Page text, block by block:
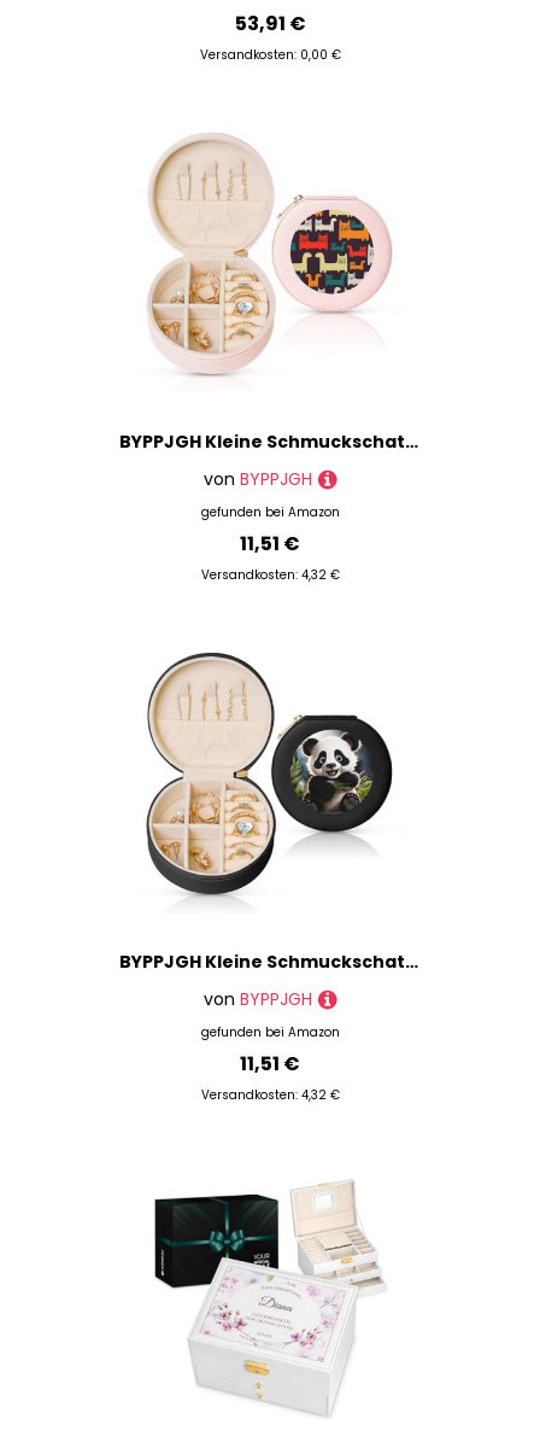
53,91 €
Versandkosten: 0,00 €
BYPPJGH Kleine Schmuckschatulle mit Katzen-Illustration, Leder, Reise-Schmucketui, wasserdicht, rund, Schmuck-Organizer, Rosa, für Damen, Ringe, Halsketten, Geschenke
von BYPPJGH
gefunden bei Amazon
11,51 €
Versandkosten: 4,32 €
BYPPJGH Kleine Schmuckschatulle mit niedlichem Panda-Motiv, Leder, Reise-Schmucketui, wasserdicht, rund, Schmuck-Organizer, schwarz, für Damen, Ringe, Halsketten, Geschenke
von BYPPJGH
gefunden bei Amazon
11,51 €
Versandkosten: 4,32 €